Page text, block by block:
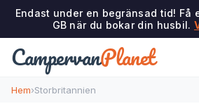
Endast under en begränsad tid! Få
GB när du bokar din husbil.
CampervanPlanet
Hem›Storbritannien